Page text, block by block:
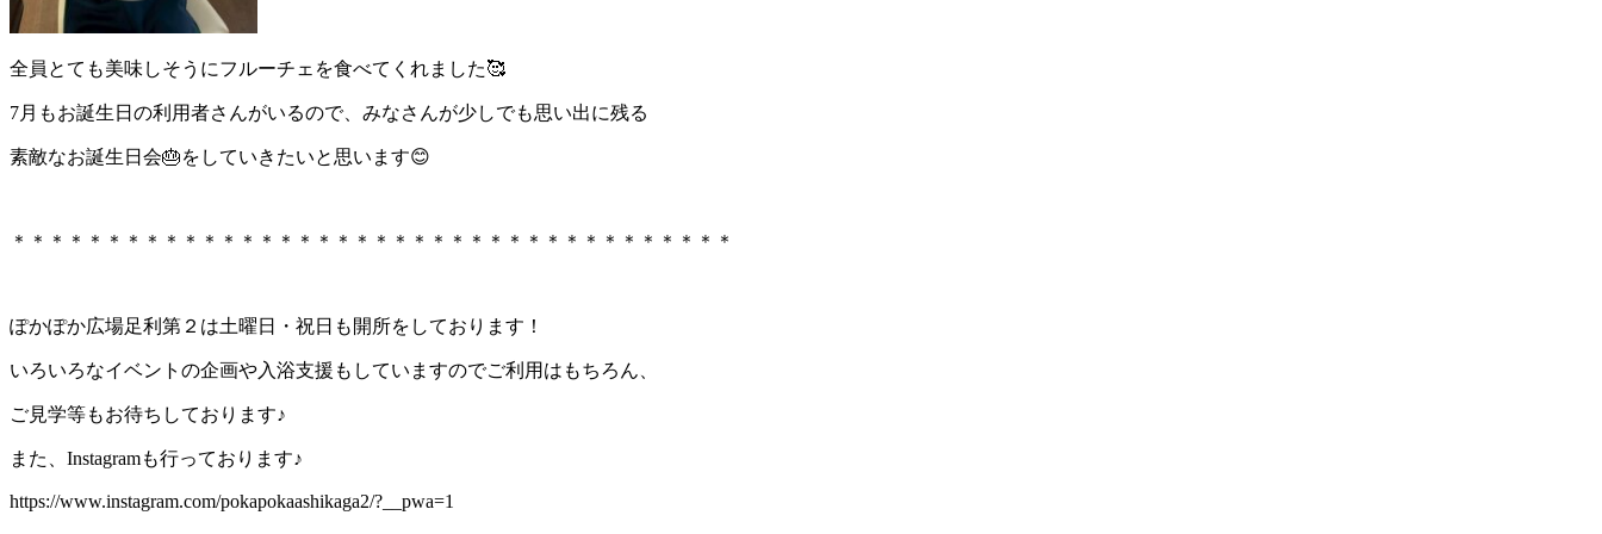
全員とても美味しそうにフルーチェを食べてくれました🥰
7月もお誕生日の利用者さんがいるので、みなさんが少しでも思い出に残る
素敵なお誕生日会🎂をしていきたいと思います😊
＊＊＊＊＊＊＊＊＊＊＊＊＊＊＊＊＊＊＊＊＊＊＊＊＊＊＊＊＊＊＊＊＊＊＊＊＊＊
ぽかぽか広場足利第２は土曜日・祝日も開所をしております！
いろいろなイベントの企画や入浴支援もしていますのでご利用はもちろん、
ご見学等もお待ちしております♪
また、Instagramも行っております♪
https://www.instagram.com/pokapokaashikaga2/?__pwa=1